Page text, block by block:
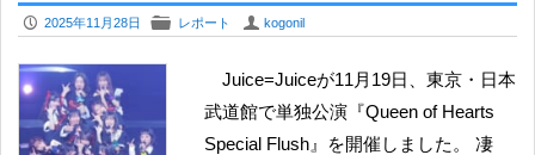
P 2025年11月28日 F レポート U kogonil
Juice=Juiceが11月19日、東京・日本
武道館で単独公演『Queen of Hearts
Special Flush』を開催しました。 凄